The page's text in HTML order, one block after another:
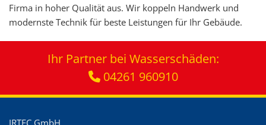
Firma in hoher Qualität aus. Wir koppeln Handwerk und
modernste Technik für beste Leistungen für Ihr Gebäude.
Ihr Partner bei Wasserschäden:
 04261 960910
IRTEC GmbH